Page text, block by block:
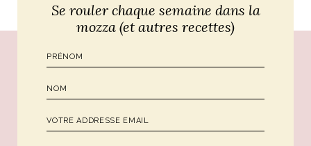
Se rouler chaque semaine dans la
mozza (et autres recettes)